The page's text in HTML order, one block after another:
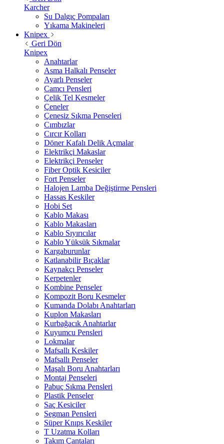
Karcher
Su Dalgıç Pompaları
Yıkama Makineleri
Knipex
Geri Dön
Knipex
Anahtarlar
Asma Halkalı Penseler
Ayarlı Penseler
Camcı Pensleri
Çelik Tel Kesmeler
Çeneler
Çenesiz Sıkma Penseleri
Cımbızlar
Cırcır Kolları
Döner Kafalı Delik Açmalar
Elektrikçi Makaslar
Elektrikçi Penseler
Fiber Optik Kesiciler
Fort Penseler
Halojen Lamba Değiştirme Pensleri
Hassas Keskiler
Hobi Set
Kablo Makası
Kablo Makasları
Kablo Sıyırıcılar
Kablo Yüksük Sıkmalar
Kargaburunlar
Katlanabilir Bıçaklar
Kaynakçı Penseler
Kerpetenler
Kombine Penseler
Kompozit Boru Kesmeler
Kumanda Dolabı Anahtarları
Kuplon Makasları
Kurbağacık Anahtarlar
Kuyumcu Pensleri
Lokmalar
Mafsallı Keskiler
Mafsallı Penseler
Maşalı Boru Anahtarları
Montaj Penseleri
Pabuç Sıkma Pensleri
Plastik Penseler
Saç Kesiciler
Segman Pensleri
Süper Knıps Keskiler
T Uzatma Kolları
Takım Çantaları